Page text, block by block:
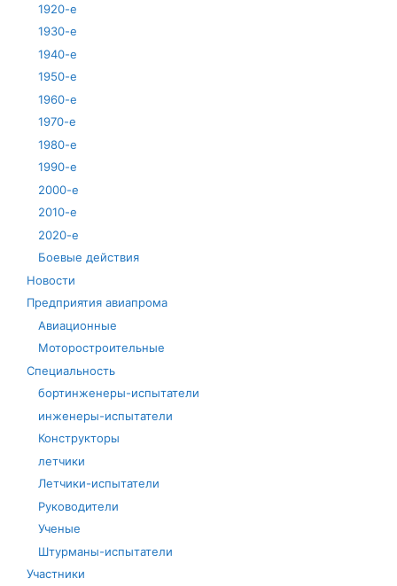
1920-е
1930-е
1940-е
1950-е
1960-е
1970-е
1980-е
1990-е
2000-е
2010-е
2020-е
Боевые действия
Новости
Предприятия авиапрома
Авиационные
Моторостроительные
Специальность
бортинженеры-испытатели
инженеры-испытатели
Конструкторы
летчики
Летчики-испытатели
Руководители
Ученые
Штурманы-испытатели
Участники